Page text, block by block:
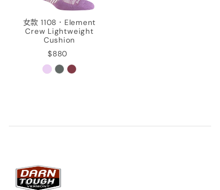
女款 1108．Element
Crew Lightweight
Cushion
$880